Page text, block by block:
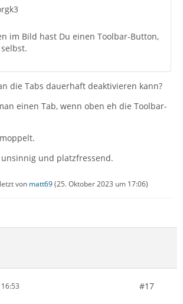
im Bild hast Du einen Toolbar-Button,
die Tabs dauerhaft deaktivieren kann?
einen Tab, wenn oben eh die Toolbar-
und platzfressend.
von matt69(25. Oktober 2023 um 17:06)
#17